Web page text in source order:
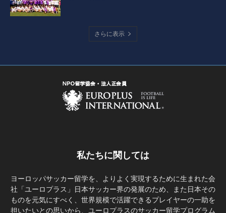
さらに表示
私たちに関しては
ヨーロッパサッカー留学を、よりよく実現するために生まれた会
社「ユーロプラス」日本サッカー界の発展のため、また日本その
ものを元気にすべく、世界規模で活躍できるプレイヤーの一助を
担いたいとの思いから、ユーロプラスのサッカー留学プログラム